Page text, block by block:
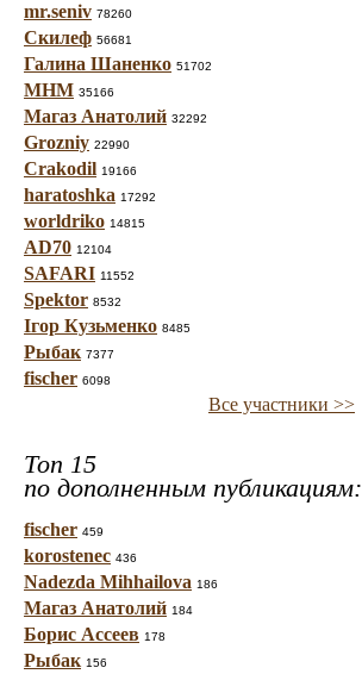
mr.seniv 78260
Скилеф 56681
Галина Шаненко 51702
МНМ 35166
Магаз Анатолий 32292
Grozniy 22990
Crakodil 19166
haratoshka 17292
worldriko 14815
AD70 12104
SAFARI 11552
Spektor 8532
Ігор Кузьменко 8485
Рыбак 7377
fischer 6098
Все участники >>
Топ 15
по дополненным публикациям:
fischer 459
korostenec 436
Nadezda Mihhailova 186
Магаз Анатолий 184
Борис Ассеев 178
Рыбак 156